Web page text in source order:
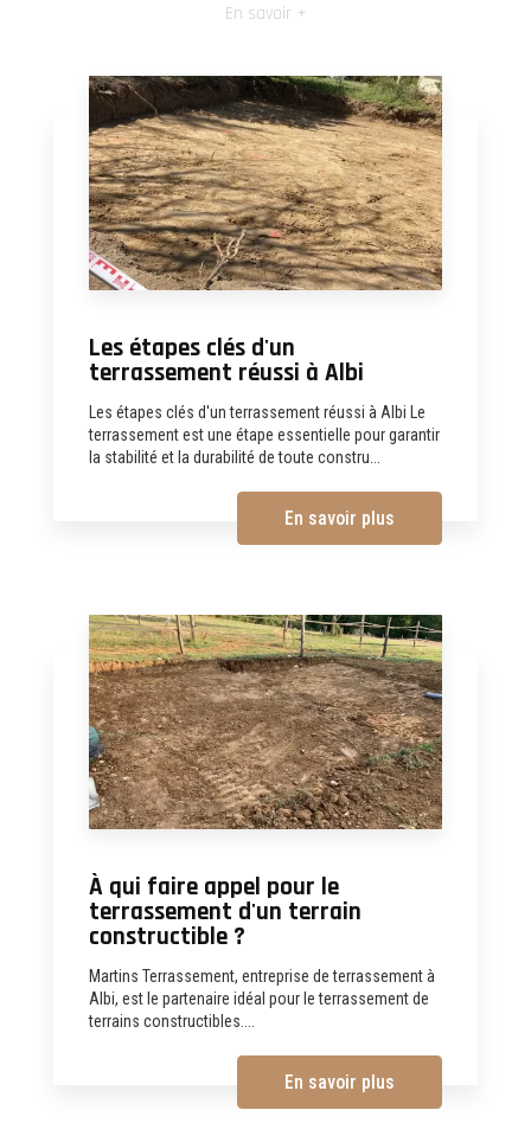
En savoir +
Les étapes clés d'un
terrassement réussi à Albi
Les étapes clés d'un terrassement réussi à Albi Le
terrassement est une étape essentielle pour garantir
la stabilité et la durabilité de toute constru...
En savoir plus
À qui faire appel pour le
terrassement d'un terrain
constructible ?
Martins Terrassement, entreprise de terrassement à
Albi, est le partenaire idéal pour le terrassement de
terrains constructibles....
En savoir plus